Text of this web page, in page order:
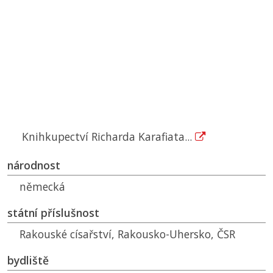
Knihkupectví Richarda Karafiata...
národnost
německá
státní příslušnost
Rakouské císařství, Rakousko-Uhersko, ČSR
bydliště